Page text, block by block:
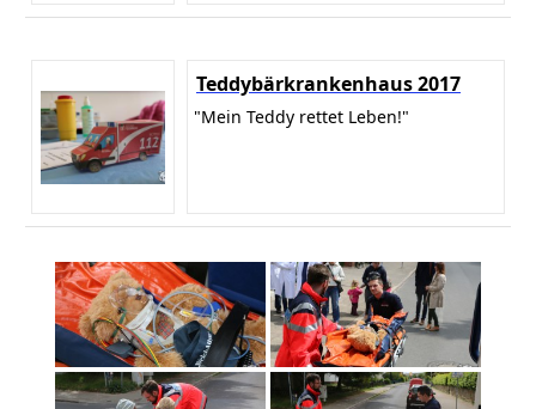
Teddybärkrankenhaus 2017
"Mein Teddy rettet Leben!"